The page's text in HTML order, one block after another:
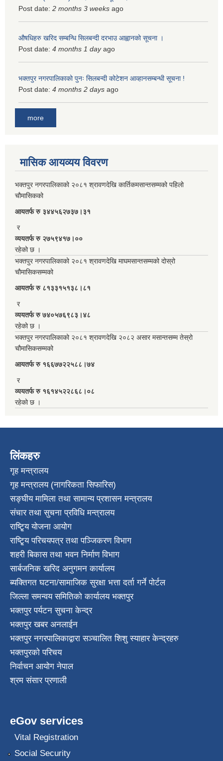
Post date: 2 months 3 weeks ago
औषधिहरु खरिद सम्बन्धि सिलबन्दी दरभाउ आह्वानको सूचना ।
Post date: 4 months 1 dayago
भक्तपुर नगरपालिकाको पुनः सिलबन्दी कोटेशन आव्हानसम्बन्धी सूचना !
Post date: 4 months 2 days ago
more
मासिक आयव्यय विवरण
भक्तपुर नगरपालिकाको २०८१ श्रावणदेखि कार्तिकमसान्तसम्मको पहिलो
चौमासिकको
आयतर्फ रु‌ ३४४५६२७३७।३१
र
व्ययतर्फ रु २७५९४१७।००
रहेको छ ।
भक्तपुर नगरपालिकाको २०८१ श्रावणदेखि माघमसान्तसम्मको दोस्रो
चौमासिकसम्मको
आयतर्फ रु‌ ८१३३१५१३८।८१
र
व्ययतर्फ रु ७४०५७६९८३।४८
रहेको छ ।
भक्तपुर नगरपालिकाको २०८१ श्रावणदेखि २०८२ असार मसान्तसम्म तेस्रो
चौमासिकसम्मको
आयतर्फ रु‌ १६६७७२२५८८।७४
र
व्ययतर्फ रु १६१४५२२८६८।०८
रहेको छ ।
लिंकहरु
गृह मन्त्रालय
गृह मन्त्रालय (नागरिकता सिफारिस)
सङ्घीय मामिला तथा सामान्य प्रशासन मन्त्रालय
संचार तथा सुचना प्रविधि मन्त्रालय
राष्टि्ृय योजना आयोग
राष्टि्ृय परिचयपत्र तथा पञ्जिकरण विभाग
शहरी बिकास तथा भवन निर्माण विभाग
सार्बजनिक खरिद अनुगमन कार्यालय
ब्यक्तिगत घटना/सामाजिक सुरक्षा भत्ता दर्ता गर्ने पोर्टल
जिल्ला समन्वय समितिको कार्यालय भक्तपुर
भक्तपुर पर्यटन सुचना केन्द्र
भक्तपुर खबर अनलाईन
भक्तपुर नगरपालिकाद्वारा सञ्चालित शिशु स्याहार केन्द्रहरु
भक्तपुरकाे परिचय
निर्वाचन आयोग नेपाल
श्रम संसार प्रणाली
eGov services
Vital Registration
Social Security